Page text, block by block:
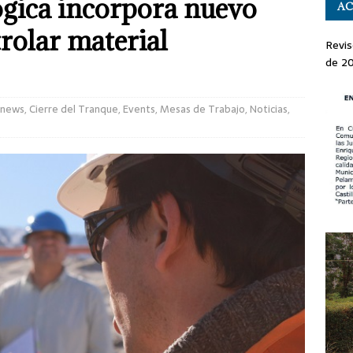
incorpora nuevo
material
, Cierre del Tranque, Events,Mesas de Trabajo, Noticias,
de